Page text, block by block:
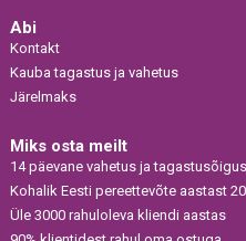
Abi
Kontakt
Kauba tagastus ja vahetus
Järelmaks
Miks osta meilt
14 päevane vahetus ja tagastusõigus
Kohalik Eesti pereettevõte aastast
Üle 3000 rahuloleva kliendi aastas